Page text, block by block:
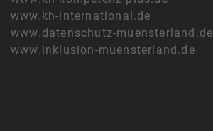
www.kh-international.de
www.datenschutz-muensterland.de
www.inklusion-muensterland.de